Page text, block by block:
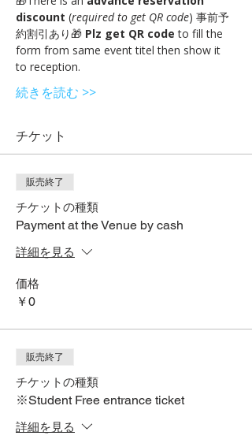
discount (required to get QR code) 事前予
約割引あり🎁 Plz get QR code to fill the
form from same event titel then show it
to reception.
続きを読む >>
チケット
販売終了
チケットの種類
Payment at the Venue by cash
詳細を見る
価格
￥0
販売終了
チケットの種類
※Student Free entrance ticket
詳細を見る